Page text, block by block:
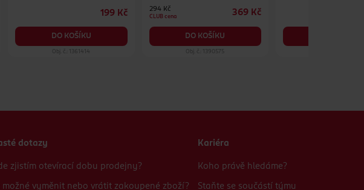
199 Kč
DO KOŠÍKU
Obj. č.: 1361414
294 Kč
CLUB cena 369 Kč
DO KOŠÍKU
Obj. č.: 1390575
dotazy
zjistím otevírací dobu prodejny?
možné vyměnit nebo vrátit zakoupené zboží?
Kariéra
Koho právě hledáme?
Staňte se součástí týmu